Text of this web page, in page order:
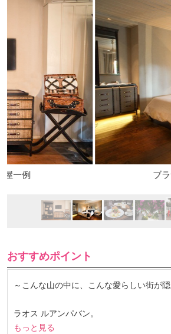
ブラサリヘリテ
おすすめポイント
～こんな山の中に、こんな愛らしい街が
ラオス ルアンパバン。
もっと見る